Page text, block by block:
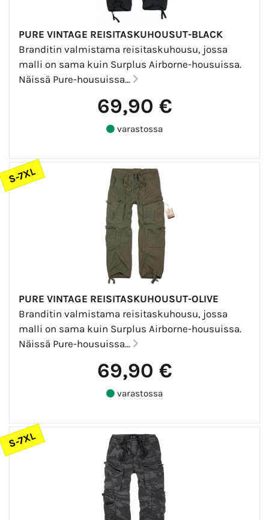
PURE VINTAGE REISITASKUHOUSUT-BLACK
Branditin valmistama reisitaskuhousu, jossa
malli on sama kuin Surplus Airborne-housuissa.
Näissä Pure-housuissa...
69,90 €
varastossa
S-7XL
PURE VINTAGE REISITASKUHOUSUT-OLIVE
Branditin valmistama reisitaskuhousu, jossa
malli on sama kuin Surplus Airborne-housuissa.
Näissä Pure-housuissa...
69,90 €
varastossa
S-7XL